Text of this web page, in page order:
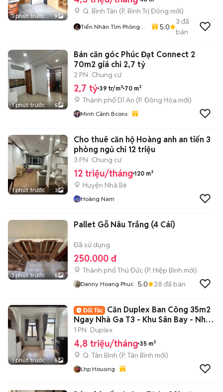
1 phút trước 9
Q. Bình Tân (P. Bình Trị Đông mới)
Tiến Nhân Tìm Phòng
5.0
3 đã
bán
1 phút trước 5
Bán căn góc Phúc Đạt Connect 2
70m2 giá chỉ 2,7 tỷ
2 PN Chung cư
2,7 tỷ 39 tr/m² 70 m²
Thành phố Dĩ An (P. Đông Hòa mới)
Minh Cảnh Bcons
1 phút trước 3
Cho thuê căn hộ Hoàng anh an tiến 3
phòng ngủ chỉ 12 triệu
3 PN Chung cư
12 triệu/tháng 120 m²
Huyện Nhà Bè
Hoàng Nam
1 phút trước 5
Pallet Gỗ Nâu Trắng (4 Cái)
Đã sử dụng
250.000 đ
Thành phố Thủ Đức (P. Hiệp Bình mới)
Danny Hoang Phuc 5.0 28 đã bán
1 phút trước 5
Căn Duplex Ban Công 35m2
Ngay Nhà Ga T3 - Khu Sân Bay - Nhất
Chi Mai
1 PN Duplex
4,8 triệu/tháng 35 m²
Q. Tân Bình (P. Tân Bình mới)
Lhp Housing